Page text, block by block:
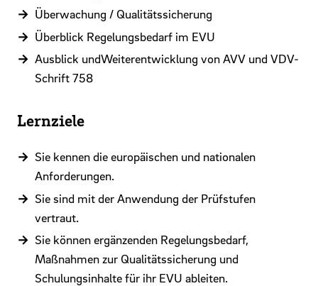
Überwachung / Qualitätssicherung
Überblick Regelungsbedarf im EVU
Ausblick undWeiterentwicklung von AVV und VDV-
Schrift 758
Lernziele
Sie kennen die europäischen und nationalen
Anforderungen.
Sie sind mit der Anwendung der Prüfstufen
vertraut.
Sie können ergänzenden Regelungsbedarf,
Maßnahmen zur Qualitätssicherung und
Schulungsinhalte für ihr EVU ableiten.